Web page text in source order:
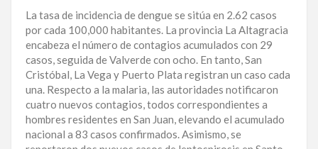
LA
ALTAGRACIA
PUERTO
PLATA
CONTÁCTENOS
La tasa de incidencia de dengue se sitúa en 2.62 casos
por cada 100,000 habitantes. La provincia La Altagracia
encabeza el número de contagios acumulados con 29
casos, seguida de Valverde con ocho. En tanto, San
Cristóbal, La Vega y Puerto Plata registran un caso cada
una. Respecto a la malaria, las autoridades notificaron
cuatro nuevos contagios, todos correspondientes a
hombres residentes en San Juan, elevando el acumulado
nacional a 83 casos confirmados. Asimismo, se